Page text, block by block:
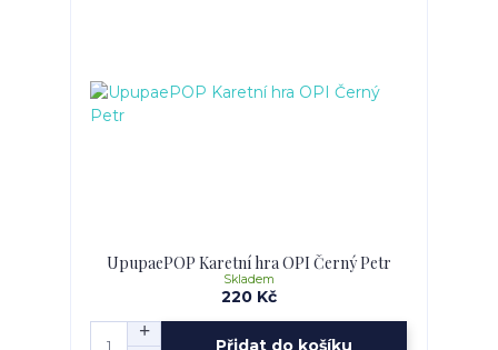
UpupaePOP Karetní hra OPI Černý Petr
220 Kč
Skladem
Přidat do košíku